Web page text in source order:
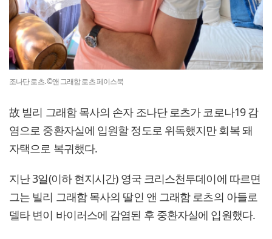
조나단 로츠. ©앤 그래함 로츠 페이스북
故 빌리 그래함 목사의 손자 조나단 로츠가 코로나19 감
염으로 중환자실에 입원할 정도로 위독했지만 회복 돼
자택으로 복귀했다.
지난 3일(이하 현지시간) 영국 크리스천투데이에 따르면
그는 빌리 그래함 목사의 딸인 앤 그래함 로츠의 아들로
델타 변이 바이러스에 감염된 후 중환자실에 입원했다.